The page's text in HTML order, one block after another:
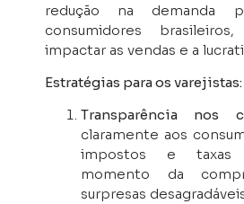
redução na demanda
consumidores
impactar as vendas e a
Estratégias para os varejistas:
Transparência nos
claramente aos
impostos e taxas
momento da
surpresas